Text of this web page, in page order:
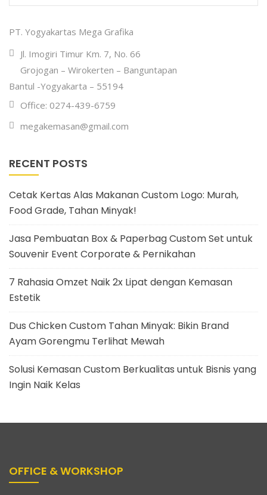
PT. Yogyakartas Mega Grafika
Jl. Imogiri Timur Km. 7, No. 66
Grojogan – Wirokerten – Banguntapan
Bantul -Yogyakarta – 55194
Office: 0274-439-6759
megakemasan@gmail.com
RECENT POSTS
Cetak Kertas Alas Makanan Custom Logo: Murah,
Food Grade, Tahan Minyak!
Jasa Pembuatan Box & Paperbag Custom Set untuk
Souvenir Event Corporate & Pernikahan
7 Rahasia Omzet Naik 2x Lipat dengan Kemasan
Estetik
Dus Chicken Custom Tahan Minyak: Bikin Brand
Ayam Gorengmu Terlihat Mewah
Solusi Kemasan Custom Berkualitas untuk Bisnis yang
Ingin Naik Kelas
OFFICE & WORKSHOP